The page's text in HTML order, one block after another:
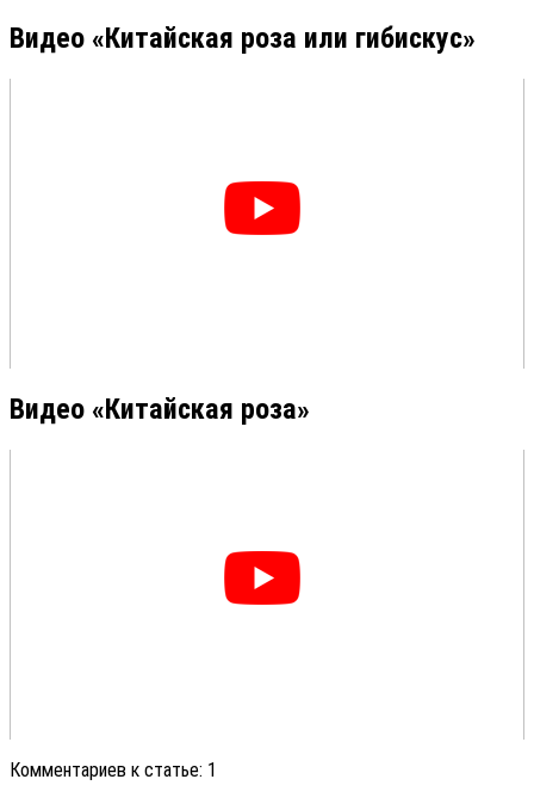
Видео «Китайская роза или гибискус»
Видео «Китайская роза»
Комментариев к статье: 1